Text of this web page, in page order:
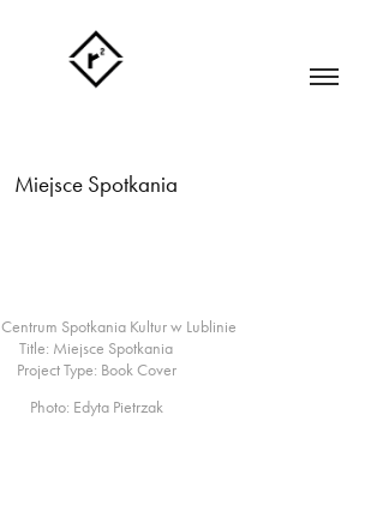
Miejsce Spotkania
Centrum Spotkania Kultur w Lublinie
Title: Miejsce Spotkania
Project Type: Book Cover
Photo: Edyta Pietrzak